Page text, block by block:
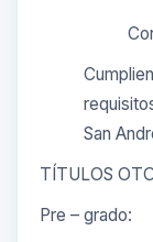
San
TÍTULOS
Pre – grado: